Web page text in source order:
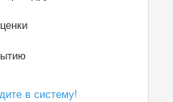
в систему!